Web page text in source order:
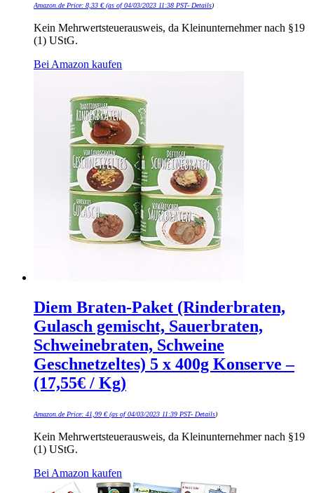
Amazon.de Price: 8,33 €(as of 04/03/2023 11:38 PST- Details)
Kein Mehrwertsteuerausweis, da Kleinunternehmer nach §19
(1) UStG.
Bei Amazon kaufen
Diem Braten-Paket (Rinderbraten,
Gulasch gemischt, Sauerbraten,
Schweinebraten, Schweine
Geschnetzeltes) 5 x 400g Konserve –
(17,55€ / Kg)
Amazon.de Price: 41,99 €(as of 04/03/2023 11:39 PST- Details)
Kein Mehrwertsteuerausweis, da Kleinunternehmer nach §19
(1) UStG.
Bei Amazon kaufen